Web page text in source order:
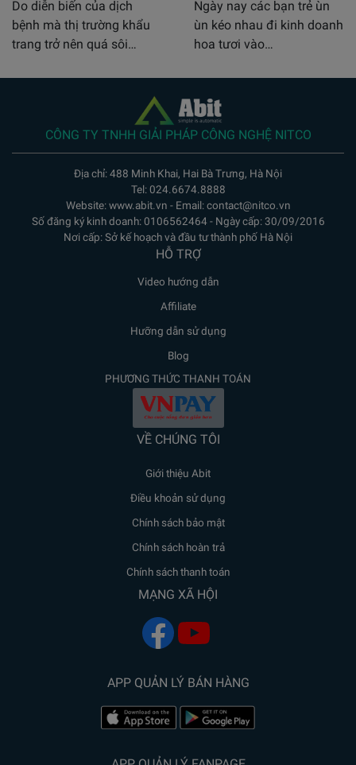
Do diễn biến của dịch
bệnh mà thị trường khẩu
trang trở nên quá sôi…
Ngày nay các bạn trẻ ùn
ùn kéo nhau đi kinh doanh
hoa tươi vào…
CÔNG TY TNHH GIẢI PHÁP CÔNG NGHỆ NITCO
Địa chỉ: 488 Minh Khai, Hai Bà Trưng, Hà Nội
Tel: 024.6674.8888
Website: www.abit.vn - Email: contact@nitco.vn
Số đăng ký kinh doanh: 0106562464 - Ngày cấp: 30/09/2016
Nơi cấp: Sở kế hoạch và đầu tư thành phố Hà Nội
HỖ TRỢ
Video hướng dẫn
Affiliate
Hưỡng dẫn sử dụng
Blog
PHƯƠNG THỨC THANH TOÁN
VỀ CHÚNG TÔI
Giới thiệu Abit
Điều khoản sử dụng
Chính sách bảo mật
Chính sách hoàn trả
Chính sách thanh toán
MẠNG XÃ HỘI
APP QUẢN LÝ BÁN HÀNG